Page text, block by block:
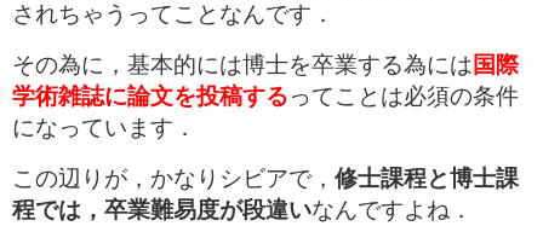
されちゃうってことなんです．
その為に，基本的には博士を卒業する為には 国際
学術雑誌に論文を投稿する ってことは必須の条件
になっています．
この辺りが，かなりシビアで， 修士課程と博士課
程では，卒業難易度が段違いなんですよね．